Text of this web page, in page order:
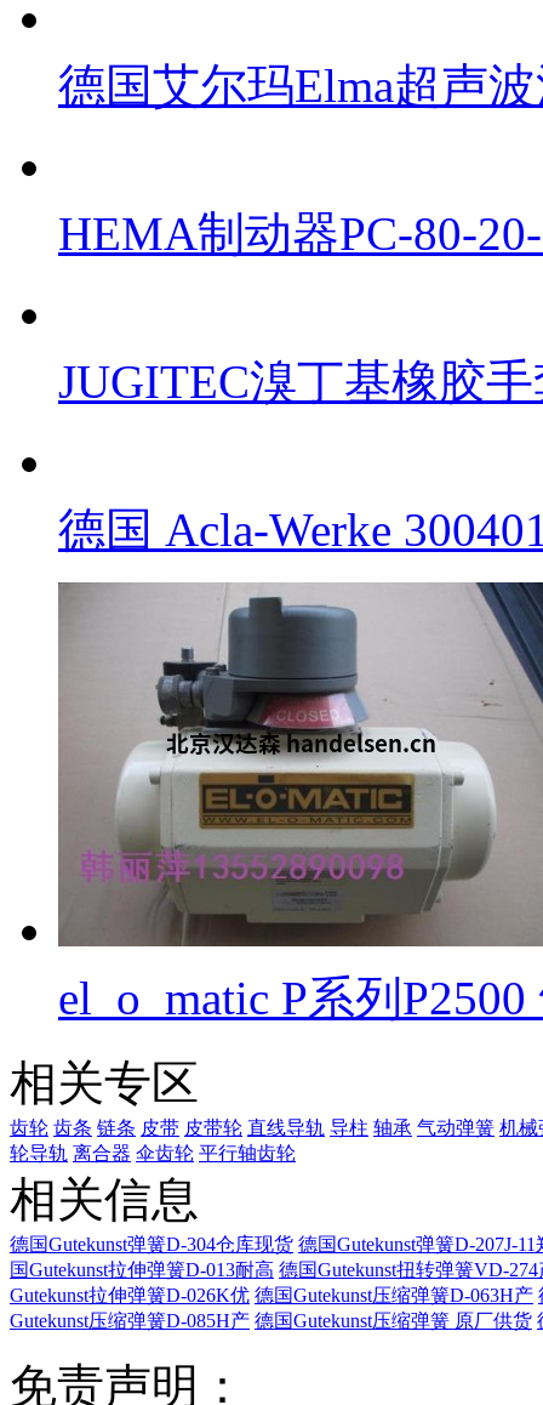
德国艾尔玛Elma超声
HEMA制动器PC-80-
JUGITEC溴丁基橡胶
德国 Acla-Werke
el_o_matic P系列
相关专区
齿轮 齿条 链条 皮带 皮带轮 直线导轨 导柱 轴承 气动弹簧 机械
轮导轨 离合器 伞齿轮 平行轴齿轮
相关信息
德国Gutekunst弹簧D-304仓库现货 德国Gutekunst弹簧D-207J-11
国Gutekunst拉伸弹簧D-013耐高 德国Gutekunst扭转弹簧VD-274
Gutekunst拉伸弹簧D-026K优 德国Gutekunst压缩弹簧D-063H产
Gutekunst压缩弹簧D-085H产 德国Gutekunst压缩弹簧 原厂供货
免责声明：